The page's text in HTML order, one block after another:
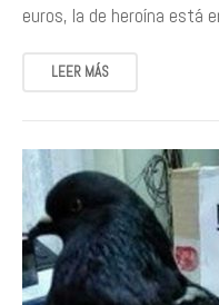
euros, la de heroína está
LEER MÁS